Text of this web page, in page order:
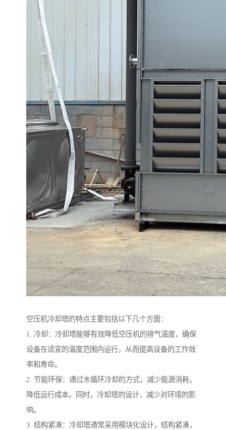
空压机冷却塔的特点主要包括以下几个方面：
1. 冷却：冷却塔能够有效降低空压机的排气温度，确保
设备在适宜的温度范围内运行，从而提高设备的工作效
率和寿命。
2. 节能环保：通过水循环冷却的方式，减少能源消耗，
降低运行成本。同时，冷却塔的设计，减少对环境的影
响。
3. 结构紧凑：冷却塔通常采用模块化设计，结构紧凑，